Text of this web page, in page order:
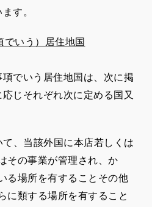
す。
でいう）居住地国
でいう居住地国は、次に掲
じそれぞれ次に定める国又
、当該外国に本店若しくは
その事業が管理され、か
る場所を有することその他
に類する場所を有すること